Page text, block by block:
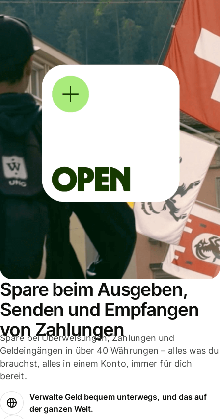
Spare beim Ausgeben,
Senden und Empfangen
von Zahlungen
Spare bei Überweisungen, Zahlungen und
Geldeingängen in über 40 Währungen – alles was du
brauchst, alles in einem Konto, immer für dich
bereit.
Verwalte Geld bequem unterwegs, und das auf
der ganzen Welt.